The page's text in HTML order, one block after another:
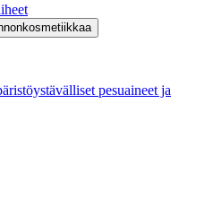
pesuaineet ja